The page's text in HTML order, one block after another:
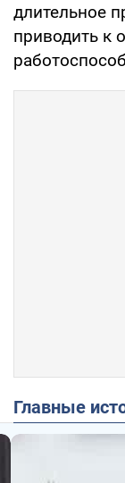
длительное
приводить к
Главные